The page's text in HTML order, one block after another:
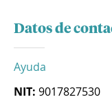
Datos de
Ayuda
NIT: 9017827530